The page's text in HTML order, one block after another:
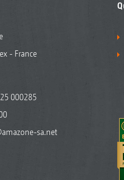
- France
000285
sa.net